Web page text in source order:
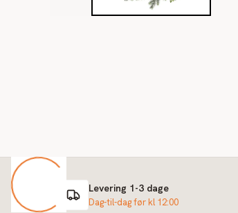
Levering 1-3 dage
Dag-til-dag før kl 12:00